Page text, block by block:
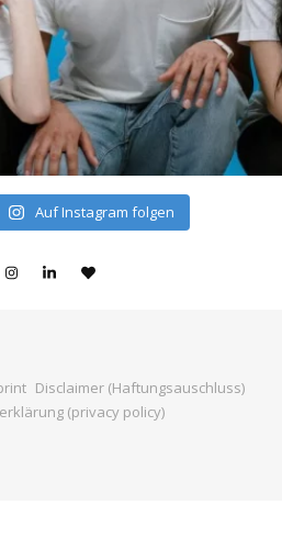
Auf Instagram folgen
Disclaimer (Haftungsauschluss)
(privacy policy)